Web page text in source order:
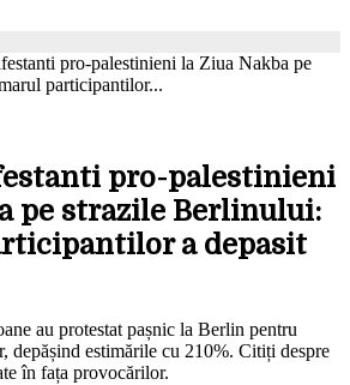
pro-palestinieni la Ziua Nakba pe
participantilor...
pro-palestinieni
pe strazile Berlinului:
a depasit
au protestat pașnic la Berlin pentru
depășind estimările cu 210%. Citiți despre
în fața provocărilor.